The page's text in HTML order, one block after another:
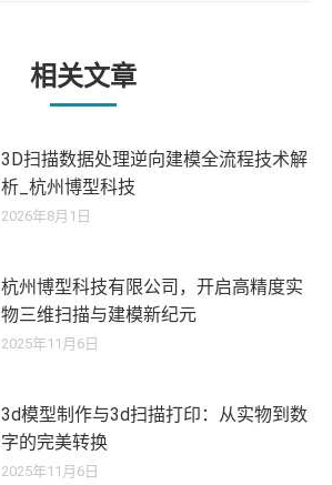
相关文章
3D扫描数据处理逆向建模全流程技术解
析_杭州博型科技
2026年8月1日
杭州博型科技有限公司，开启高精度实
物三维扫描与建模新纪元
2025年11月6日
3d模型制作与3d扫描打印：从实物到数
字的完美转换
2025年11月6日